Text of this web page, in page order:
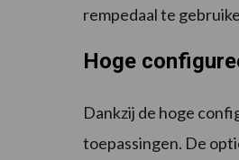
rempedaal te
Hoge
Dankzij de hoge
toepassingen. De